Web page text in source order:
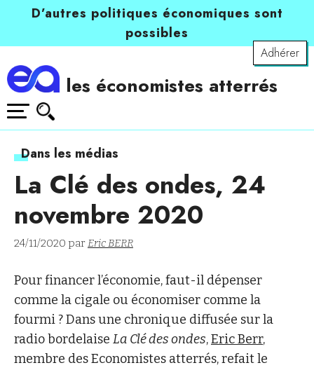
D’autres politiques économiques sont
possibles
Adhérer
les économistes atterrés
Dans les médias
La Clé des ondes, 24
novembre 2020
24/11/2020 parEric BERR
Pour financer l’économie, faut-il dépenser
comme la cigale ou économiser comme la
fourmi ? Dans une chronique diffusée sur la
radio bordelaise La Clé des ondes,Eric Berr,
membre des Economistes atterrés, refait le